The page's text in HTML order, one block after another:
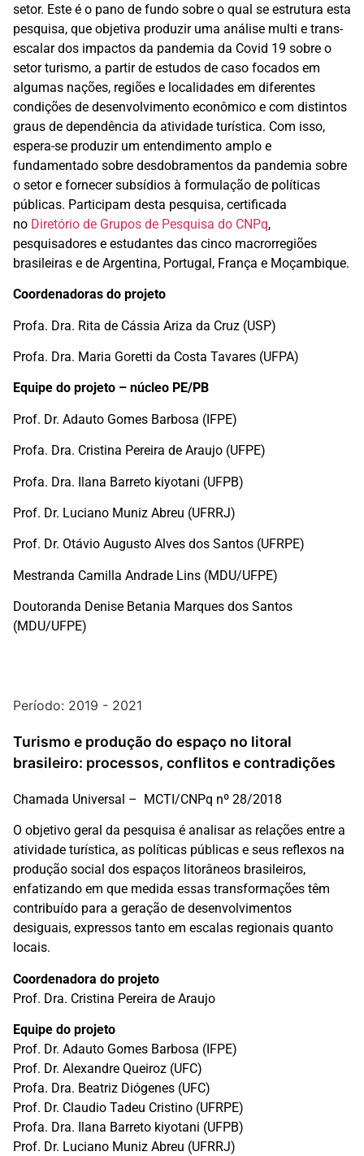
setor. Este é o pano de fundo sobre o qual se estrutura esta
pesquisa, que objetiva produzir uma análise multi e trans-
escalar dos impactos da pandemia da Covid 19 sobre o
setor turismo, a partir de estudos de caso focados em
algumas nações, regiões e localidades em diferentes
condições de desenvolvimento econômico e com distintos
graus de dependência da atividade turística. Com isso,
espera-se produzir um entendimento amplo e
fundamentado sobre desdobramentos da pandemia sobre
o setor e fornecer subsídios à formulação de políticas
públicas. Participam desta pesquisa, certificada
no Diretório de Grupos de Pesquisa do CNPq,
pesquisadores e estudantes das cinco macrorregiões
brasileiras e de Argentina, Portugal, França e Moçambique.
Coordenadoras do projeto
Profa. Dra. Rita de Cássia Ariza da Cruz (USP)
Profa. Dra. Maria Goretti da Costa Tavares (UFPA)
Equipe do projeto – núcleo PE/PB
Prof. Dr. Adauto Gomes Barbosa (IFPE)
Profa. Dra. Cristina Pereira de Araujo (UFPE)
Profa. Dra. Ilana Barreto kiyotani (UFPB)
Prof. Dr. Luciano Muniz Abreu (UFRRJ)
Prof. Dr. Otávio Augusto Alves dos Santos (UFRPE)
Mestranda Camilla Andrade Lins (MDU/UFPE)
Doutoranda Denise Betania Marques dos Santos
(MDU/UFPE)
Período: 2019 - 2021
Turismo e produção do espaço no litoral
brasileiro: processos, conflitos e contradições
Chamada Universal – MCTI/CNPq nº 28/2018
O objetivo geral da pesquisa é analisar as relações entre a
atividade turística, as políticas públicas e seus reflexos na
produção social dos espaços litorâneos brasileiros,
enfatizando em que medida essas transformações têm
contribuído para a geração de desenvolvimentos
desiguais, expressos tanto em escalas regionais quanto
locais.
Coordenadora do projeto
Prof. Dra. Cristina Pereira de Araujo
Equipe do projeto
Prof. Dr. Adauto Gomes Barbosa (IFPE)
Prof. Dr. Alexandre Queiroz (UFC)
Profa. Dra. Beatriz Diógenes (UFC)
Prof. Dr. Claudio Tadeu Cristino (UFRPE)
Profa. Dra. Ilana Barreto kiyotani (UFPB)
Prof. Dr. Luciano Muniz Abreu (UFRRJ)